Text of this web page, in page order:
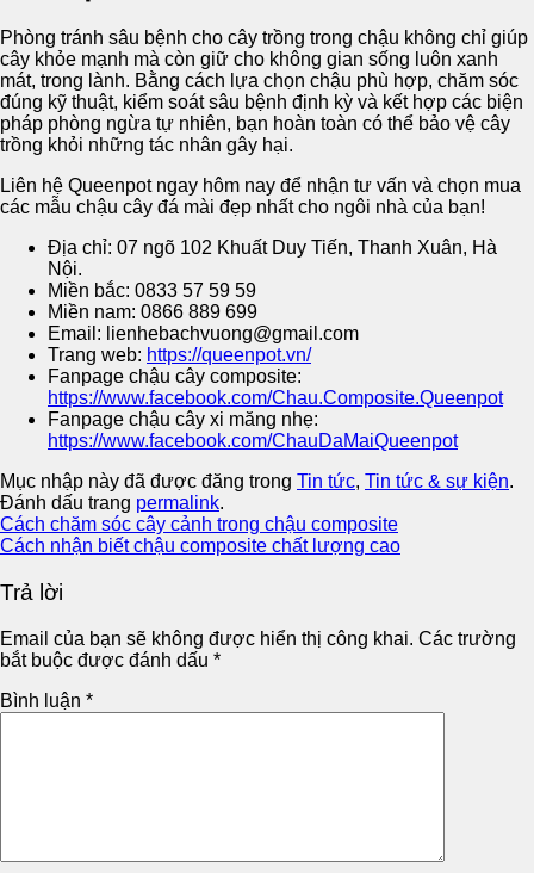
Phòng tránh sâu bệnh cho cây trồng trong chậu không chỉ giúp
cây khỏe mạnh mà còn giữ cho không gian sống luôn xanh
mát, trong lành. Bằng cách lựa chọn chậu phù hợp, chăm sóc
đúng kỹ thuật, kiểm soát sâu bệnh định kỳ và kết hợp các biện
pháp phòng ngừa tự nhiên, bạn hoàn toàn có thể bảo vệ cây
trồng khỏi những tác nhân gây hại.
Liên hệ Queenpot ngay hôm nay để nhận tư vấn và chọn mua
các mẫu chậu cây đá mài đẹp nhất cho ngôi nhà của bạn!
Địa chỉ: 07 ngõ 102 Khuất Duy Tiến, Thanh Xuân, Hà
Nội.
Miền bắc: 0833 57 59 59
Miền nam: 0866 889 699
Email: lienhebachvuong@gmail.com
Trang web: https://queenpot.vn/
Fanpage chậu cây composite:
https://www.facebook.com/Chau.Composite.Queenpot
Fanpage chậu cây xi măng nhẹ:
https://www.facebook.com/ChauDaMaiQueenpot
Mục nhập này đã được đăng trong Tin tức, Tin tức & sự kiện.
Đánh dấu trang permalink.
Cách chăm sóc cây cảnh trong chậu composite
Cách nhận biết chậu composite chất lượng cao
Trả lời
Email của bạn sẽ không được hiển thị công khai. Các trường
bắt buộc được đánh dấu *
Bình luận *